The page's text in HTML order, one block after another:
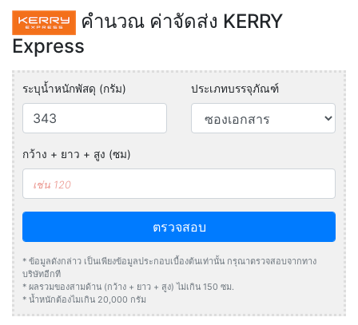
คำนวณ ค่าจัดส่ง KERRY
Express
ระบุน้ำหนักพัสดุ (กรัม) ประเภทบรรจุภัณฑ์
กว้าง + ยาว + สูง (ซม)
ตรวจสอบ
* ข้อมูลดังกล่าว เป็นเพียงข้อมูลประกอบเบื้องต้นเท่านั้น กรุณาตรวจสอบจากทาง
บริษัทอีกที
* ผลรวมของสามด้าน (กว้าง + ยาว + สูง) ไม่เกิน 150 ซม.
* น้ำหนักต้องไมเกิน 20,000 กรัม